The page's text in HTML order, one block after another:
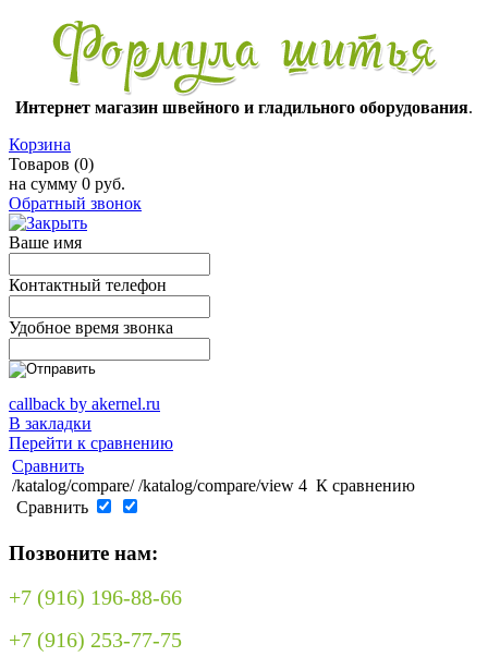
Интернет магазин швейного и гладильного оборудования.
Корзина
Товаров (0)
на сумму 0 руб.
Обратный звонок
Ваше имя
Контактный телефон
Удобное время звонка
callback by akernel.ru
В закладки
Перейти к сравнению
Сравнить
/katalog/compare/ /katalog/compare/view 4 К сравнению
Сравнить
Позвоните нам:
+7 (916) 196-88-66
+7 (916) 253-77-75